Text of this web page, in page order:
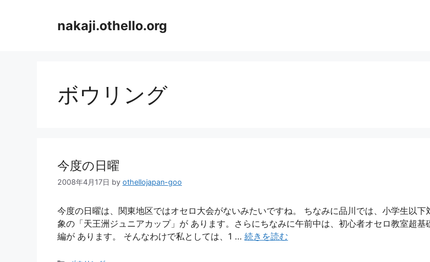
nakaji.othello.org
ボウリング
今度の日曜
2008年4月17日 by othellojapan-goo
今度の日曜は、関東地区ではオセロ大会がないみたいですね。 ちなみに品川では、小学生以下
象の「天王洲ジュニアカップ」が あります。さらにちなみに午前中は、初心者オセロ教室超基
編が あります。 そんなわけで私としては、1 … 続きを読む